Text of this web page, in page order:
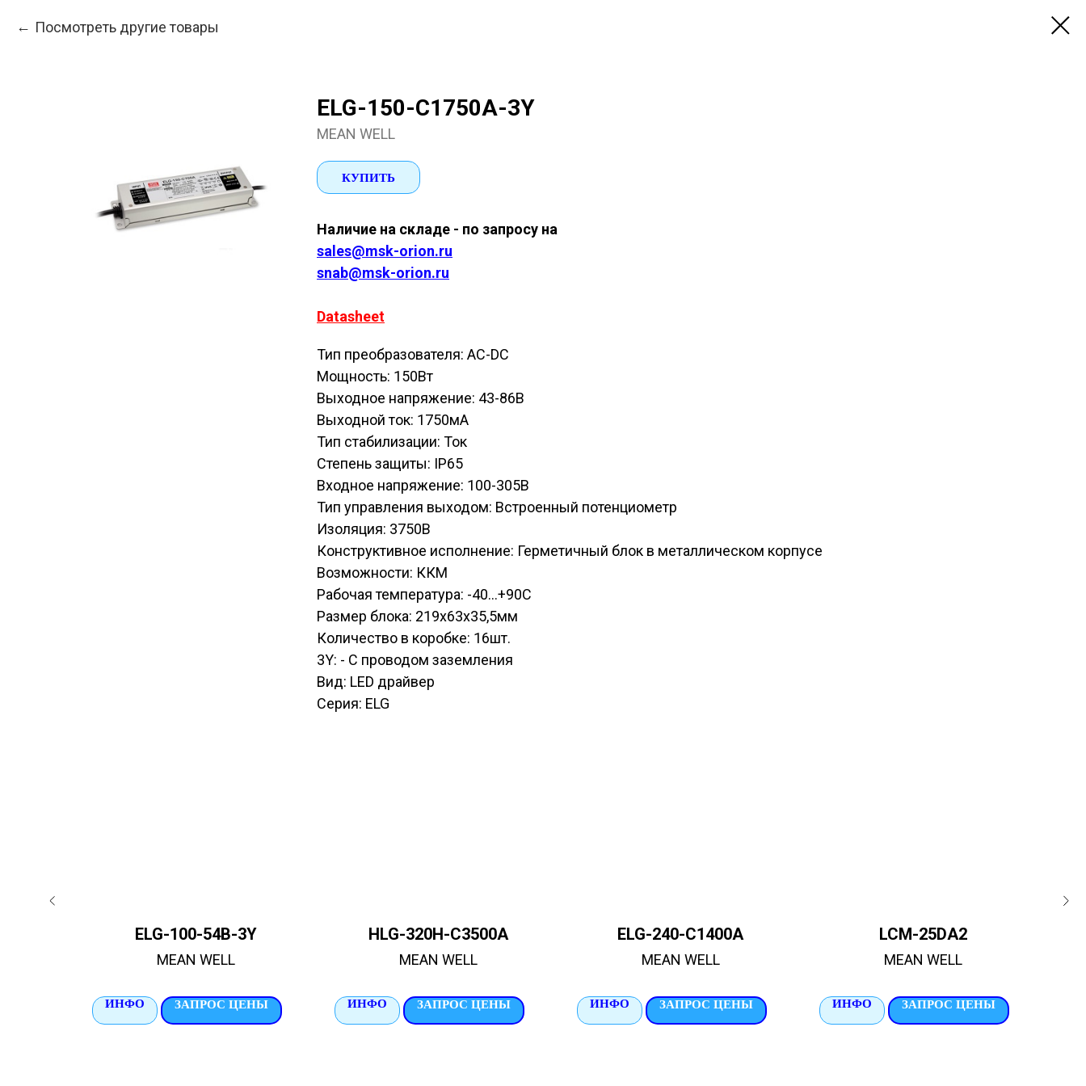
Посмотреть другие товары
ELG-150-C1750A-3Y
MEAN WELL
КУПИТЬ
Наличие на складе - по запросу на
sales@msk-orion.ru
snab@msk-orion.ru
Datasheet
Тип преобразователя: AC-DC
Мощность: 150Вт
Выходное напряжение: 43-86В
Выходной ток: 1750мА
Тип стабилизации: Ток
Степень защиты: IP65
Входное напряжение: 100-305В
Тип управления выходом: Встроенный потенциометр
Изоляция: 3750В
Конструктивное исполнение: Герметичный блок в металлическом корпусе
Возможности: ККМ
Рабочая температура: -40...+90С
Размер блока: 219х63х35,5мм
Количество в коробке: 16шт.
3Y: - C проводом заземления
Вид: LED драйвер
Серия: ELG
ELG-100-54B-3Y
MEAN WELL
ИНФО ЗАПРОС ЦЕНЫ
HLG-320H-C3500A
MEAN WELL
ИНФО ЗАПРОС ЦЕНЫ
ELG-240-C1400A
MEAN WELL
ИНФО ЗАПРОС ЦЕНЫ
LCM-25DA2
MEAN WELL
ИНФО ЗАПРОС ЦЕНЫ